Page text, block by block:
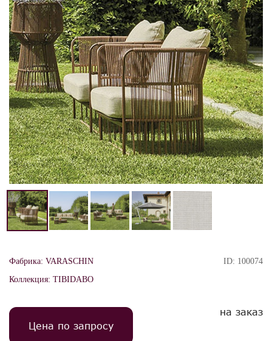
Фабрика: VARASCHIN
Коллекция: TIBIDABO
ID: 100074
Цена по запросу
на заказ